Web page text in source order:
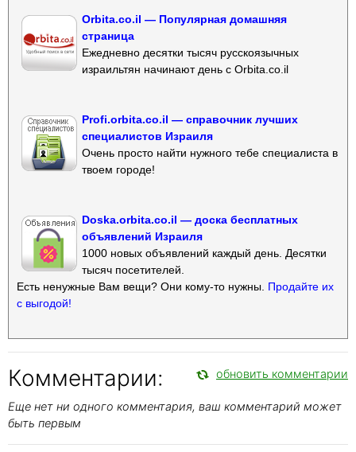
Orbita.co.il — Популярная домашняя
страница
Ежедневно десятки тысяч русскоязычных
израильтян начинают день с Orbita.co.il
Profi.orbita.co.il — справочник лучших
специалистов Израиля
Очень просто найти нужного тебе специалиста в
твоем городе!
Doska.orbita.co.il — доска бесплатных
объявлений Израиля
1000 новых объявлений каждый день. Десятки
тысяч посетителей.
Есть ненужные Вам вещи? Они кому-то нужны. Продайте их
с выгодой!
Комментарии: обновить комментарии
Еще нет ни одного комментария, ваш комментарий может
быть первым